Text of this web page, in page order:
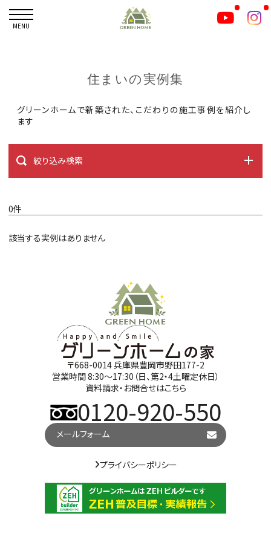
MENU
住まいの実例集
グリーンホームで新築された、こだわりの施工事例を紹介し
ます
絞り込み検索
0件
該当する実例はありません
〒668-0014 兵庫県豊岡市野田177-2
営業時間 8:30～17:30（日、第2・4土曜定休日）
資料請求・お問合せはこちら
0120-920-550
メールフォーム
プライバシーポリシー